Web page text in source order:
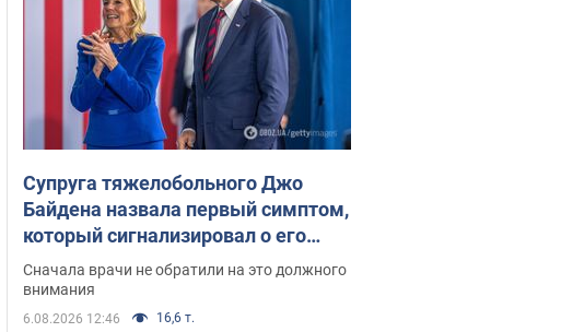
Супруга тяжелобольного Джо
Байдена назвала первый симптом,
который сигнализировал о его
"агрессивном" раке
Сначала врачи не обратили на это должного
внимания
6.08.2026 12:46 16,6 т.